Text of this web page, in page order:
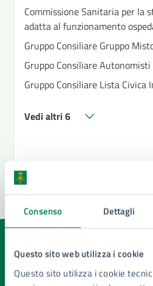
Consenso Dettagli
Questo sito web utilizza i cookie
Questo sito utilizza i cookie
Commissione Sanitaria per la
adatta al funzionamento
Gruppo Consiliare Gruppo
Gruppo Consiliare
Gruppo Consiliare Lista Civica
Vedi altri 6
Quanto sono chiare le
pagina?